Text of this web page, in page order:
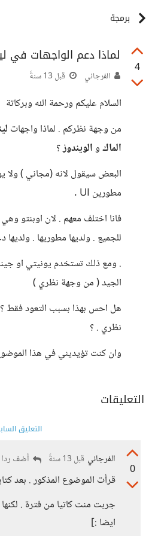
برمجة
4
لماذا دعم الواجهات
الفرجاني قبل 13 سنةً
السلام عليكم ورحمة الله وبركاتة
من وجهة نظركم . لماذا واجهات
الماكوالويندوز؟
البعض سيقول لانه (مجاني ) ولا
مطورين UI .
فانا اختلف معهم . لان اوبنتو
للجميع . ولديها مطوريها . ولديها
. ومع ذلك تستخدم يونيتي او
الجيد ( من وجهة نظري )
هل احس بهذا بسبب التعود فقط
نظري . ؟
وان كنت تؤيديني في هذا
التعليقات
التعليق
0
الفرجاني قبل 13 سنةً أضف ردا
قرأت الموضوع المذكور . بعد
جربت منت كاتيا من فترة .
ايضا :]